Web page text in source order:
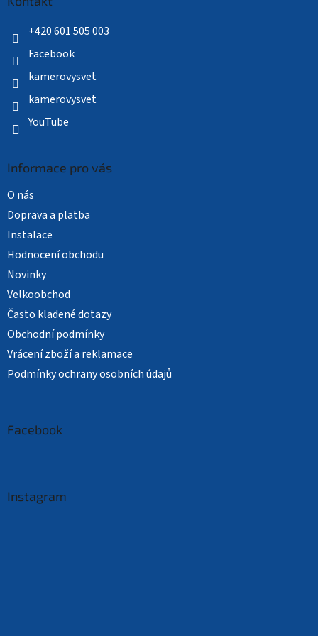
+420 601 505 003
Facebook
kamerovysvet
kamerovysvet
YouTube
Informace pro vás
O nás
Doprava a platba
Instalace
Hodnocení obchodu
Novinky
Velkoobchod
Často kladené dotazy
Obchodní podmínky
Vrácení zboží a reklamace
Podmínky ochrany osobních údajů
Facebook
Instagram